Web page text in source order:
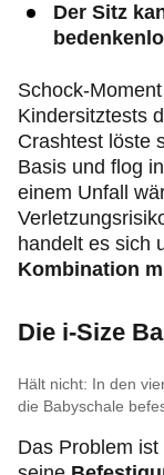
Der Sitz
Schock-
Kindersitztests
Crashtest löste
Basis und flog
einem Unfall
handelt es sich
Kombination
Die i-Size
Hält nicht: In den
die Babyschale
Das Problem